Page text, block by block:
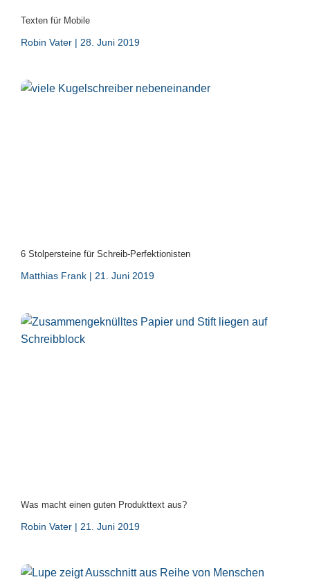
Texten für Mobile
Robin Vater 28. Juni 2019
6 Stolpersteine für Schreib-Perfektionisten
Matthias Frank 21. Juni 2019
Was macht einen guten Produkttext aus?
Robin Vater 21. Juni 2019